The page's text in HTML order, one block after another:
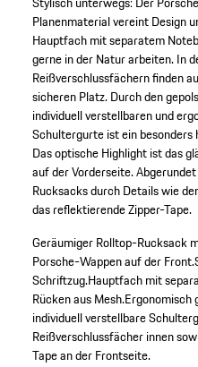
Planenmaterial vereint Design
Hauptfach mit separatem
gerne in der Natur arbeiten. In
Reißverschlussfächern finden
sicheren Platz. Durch den
individuell verstellbaren und
Schultergurte ist ein
Das optische Highlight ist das
auf der Vorderseite.
Rucksacks durch Details wie
das reflektierende Zipper-Tape.
Geräumiger Rolltop-Rucksack
Porsche-Wappen auf der Front.
Schriftzug.Hauptfach mit
Rücken aus Mesh.Ergonomisch
individuell verstellbare
Reißverschlussfächer innen
Tape an der Frontseite.